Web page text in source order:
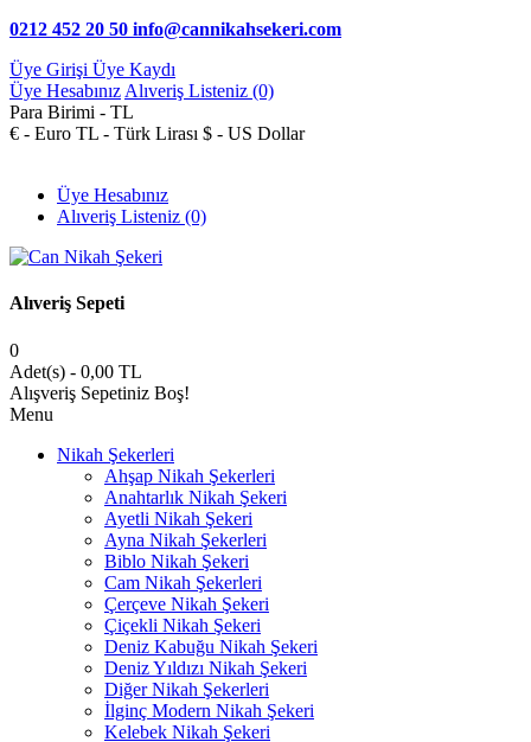
0212 452 20 50 info@cannikahsekeri.com
Üye Girişi Üye Kaydı
Üye Hesabınız Alıveriş Listeniz (0)
Para Birimi - TL
€ - Euro TL - Türk Lirası $ - US Dollar
Üye Hesabınız
Alıveriş Listeniz (0)
Alıveriş Sepeti
0
Adet(s) - 0,00 TL
Alışveriş Sepetiniz Boş!
Menu
Nikah Şekerleri
Ahşap Nikah Şekerleri
Anahtarlık Nikah Şekeri
Ayetli Nikah Şekeri
Ayna Nikah Şekerleri
Biblo Nikah Şekeri
Cam Nikah Şekerleri
Çerçeve Nikah Şekeri
Çiçekli Nikah Şekeri
Deniz Kabuğu Nikah Şekeri
Deniz Yıldızı Nikah Şekeri
Diğer Nikah Şekerleri
İlginç Modern Nikah Şekeri
Kelebek Nikah Şekeri